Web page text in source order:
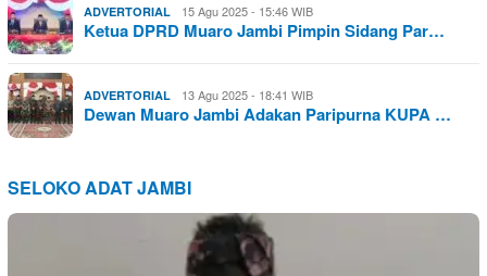
ADVERTORIAL 15 Agu 2025 - 15:46 WIB
Ketua DPRD Muaro Jambi Pimpin Sidang Par…
ADVERTORIAL 13 Agu 2025 - 18:41 WIB
Dewan Muaro Jambi Adakan Paripurna KUPA …
SELOKO ADAT JAMBI